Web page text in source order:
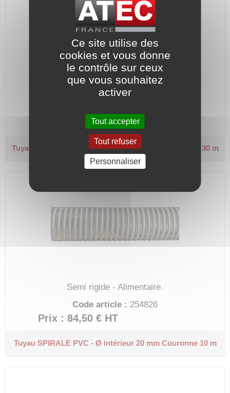
Semi rigide - Alimentaire.
Code article :254916
Tuyau SPIRALE PVC - Ø intérieur 102 mm Couronne 30 m
Semi rigide - Alimentaire.
Code article : 254826
Prix : 84,50 € HT
Tuyau SPIRALE PVC - Ø intérieur 20 mmCouronne 10 m
Ce site utilise des
cookies et vous donne
le contrôle sur ceux
que vous souhaitez
activer
Tout accepter
Tout refuser
Personnaliser